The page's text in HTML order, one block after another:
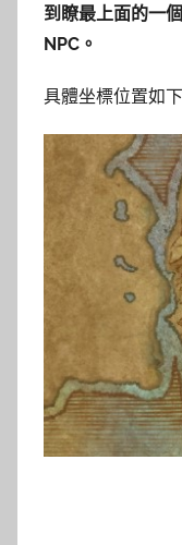
到瞭最上面的一
NPC。
具體坐標位置如下